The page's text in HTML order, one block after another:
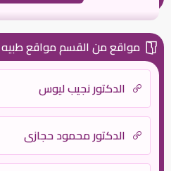
مواقع من القسم مواقع طبيه
الدكتور نجيب ليوس
الدكتور محمود حجازي